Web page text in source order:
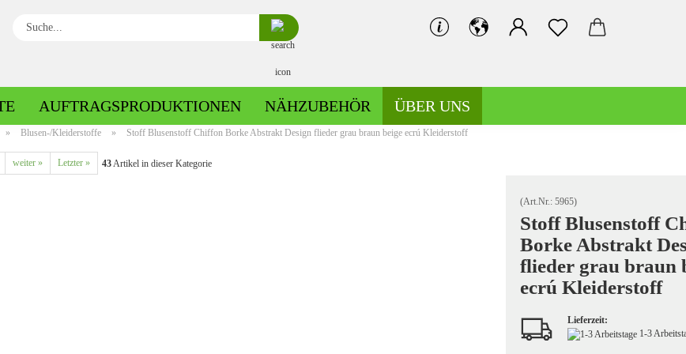
Suche...
Baumwolle gemustert
AUFTRAGSPRODUKTIONEN NÄHZUBEHÖR ÜBER UNS
» Blusen-/Kleiderstoffe » Stoff Blusenstoff Chiffon Borke Abstrakt Design flieder grau braun beige ecrú Kleiderstoff
weiter » Letzter » 43Artikel in dieser Kategorie
(Art.Nr.: 5965)
Stoff Blusenstoff
Borke Abstrakt
flieder grau braun
ecrú Kleiderstoff
Lieferzeit:
1-3